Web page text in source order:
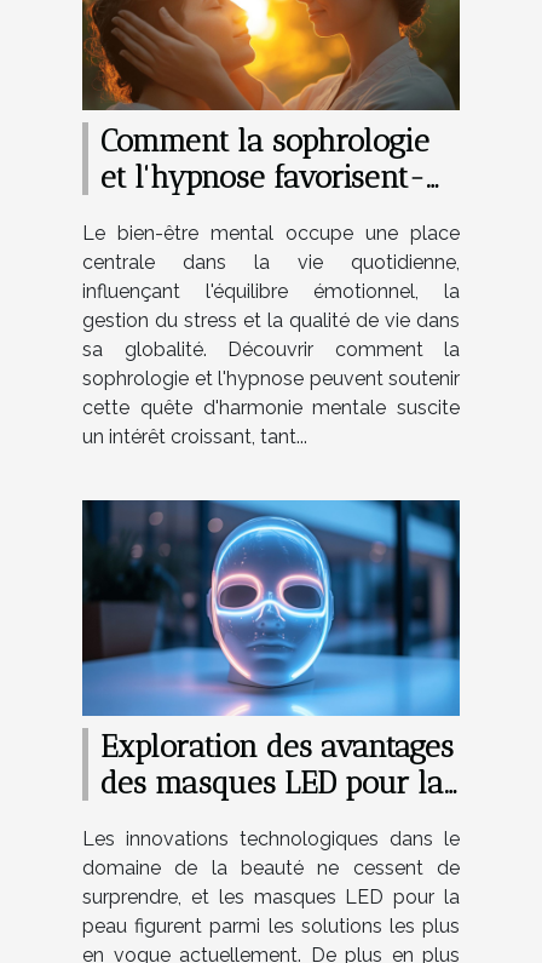
Comment la sophrologie
et l'hypnose favorisent-
?
Le bien-être mental occupe une place
centrale dans la vie quotidienne,
influençant l'équilibre émotionnel, la
gestion du stress et la qualité de vie dans
sa globalité. Découvrir comment la
sophrologie et l'hypnose peuvent soutenir
cette quête d'harmonie mentale suscite
un intérêt croissant, tant...
Exploration des avantages
des masques LED pour la
Les innovations technologiques dans le
domaine de la beauté ne cessent de
surprendre, et les masques LED pour la
peau figurent parmi les solutions les plus
en vogue actuellement. De plus en plus